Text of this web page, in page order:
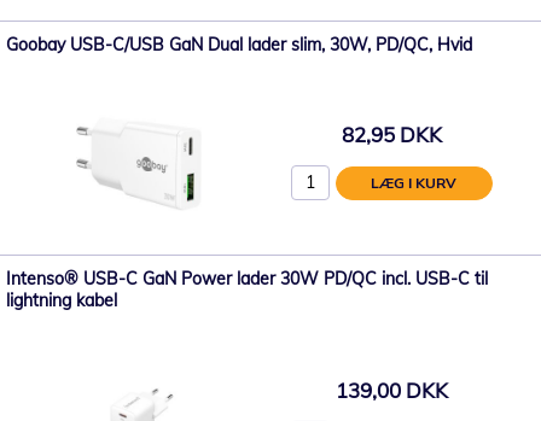
Goobay USB-C/USB GaN Dual lader slim, 30W, PD/QC, Hvid
82,95 DKK
LÆG I KURV
Intenso® USB-C GaN Power lader 30W PD/QC incl. USB-C til
lightning kabel
139,00 DKK